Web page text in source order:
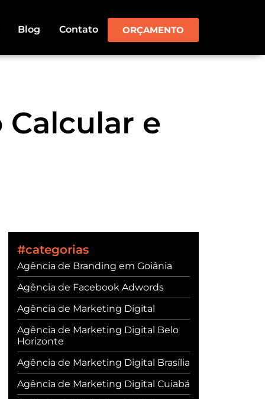
Blog Contato ORÇAMENTO
Calcular e
#categorias
Agência de Branding em Goiânia
Agência de Facebook Adwords
Agência de Marketing Digital
Agência de Marketing Digital Belo
Horizonte
Agência de Marketing Digital Brasília
Agência de Marketing Digital Cuiabá